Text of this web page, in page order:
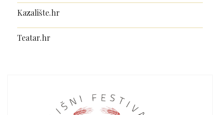
Kazalište.hr
Teatar.hr